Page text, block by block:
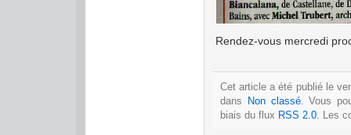
Rendez-vous mercredi
Cet article a été publié le
dans
Non classé. Vous
biais du flux RSS 2.0 . Les